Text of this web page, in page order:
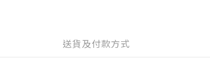
送貨及付款方式